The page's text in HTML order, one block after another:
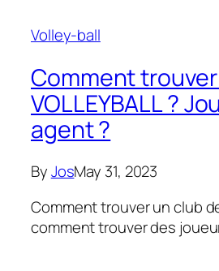
Volley-ball
Comment
VOLLEYBALL ?
agent ?
ByJosMay 31, 2023
Comment trouver un club
comment trouver des